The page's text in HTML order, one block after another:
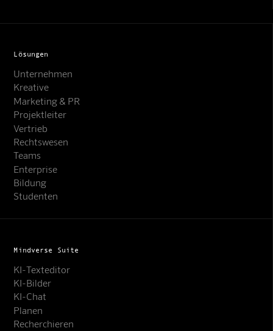
Lösungen
Unternehmen
Kreative
Marketing & PR
Projektleiter
Vertrieb
Rechtswesen
Teams
Enterprise
Bildung
Studenten
Mindverse Suite
KI-Texteditor
KI-Bilder
KI-Chat
Planen
Recherchieren